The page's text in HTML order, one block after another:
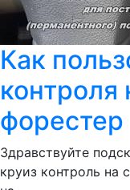
Как
контроля
форестер
Здравствуйте
круиз контроль на